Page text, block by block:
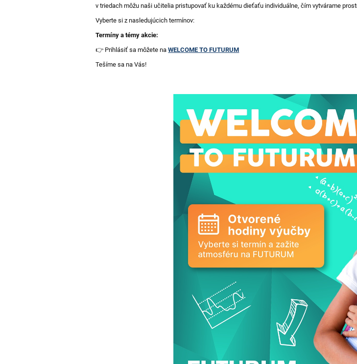
v triedach môžu naši učitelia pristupovať ku každému dieťaťu individuálne, čím vytvárame
Vyberte si z nasledujúcich termínov:
Termíny a témy akcie:
👉 Prihlásiť sa môžete naWELCOME TO FUTURUM
Tešíme sa na Vás!